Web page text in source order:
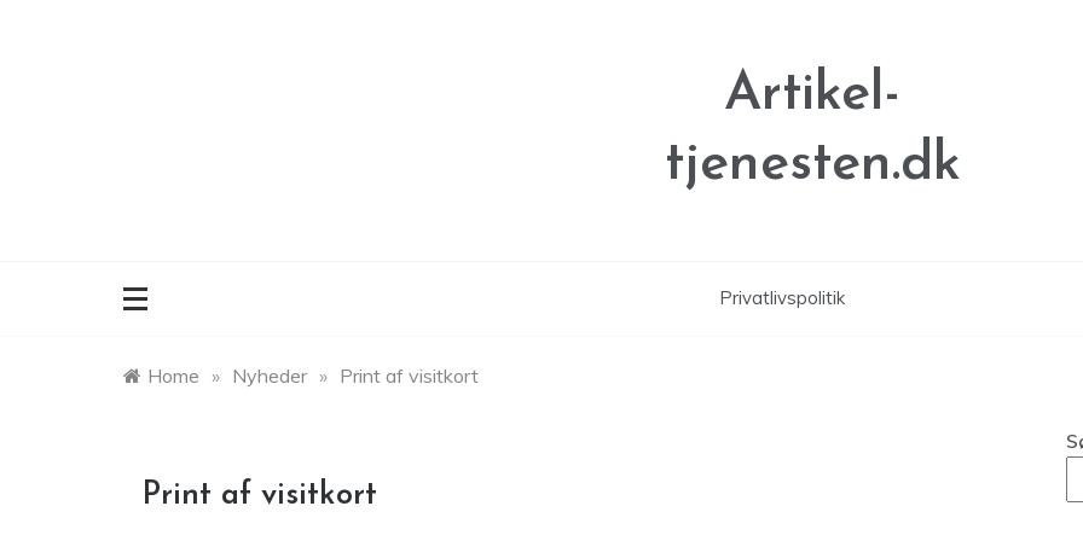
Artikel-
tjenesten.dk
Privatlivspolitik
Home » Nyheder » Print af visitkort
Print af visitkort